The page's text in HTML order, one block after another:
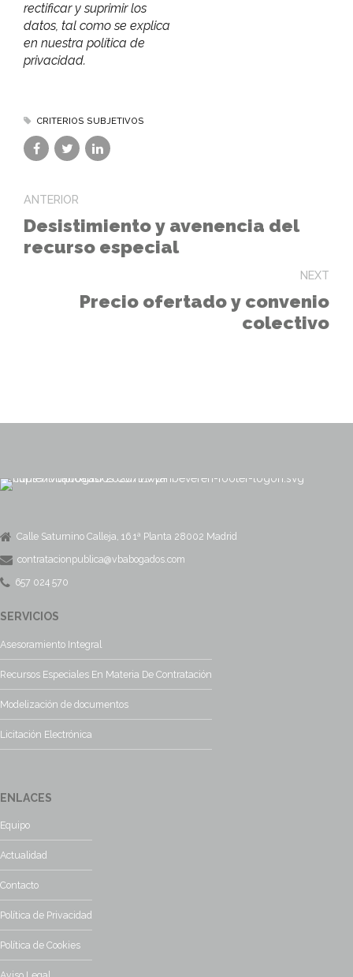
rectificar y suprimir los
datos, tal como se explica
en nuestra política de
privacidad.
CRITERIOS SUBJETIVOS
ANTERIOR
Desistimiento y avenencia del
recurso especial
NEXT
Precio ofertado y convenio
colectivo
Calle Saturnino Calleja, 16 1ª Planta 28002 Madrid
contratacionpublica@vbabogados.com
657 024 570
SERVICIOS
Asesoramiento Integral
Recursos Especiales En Materia De Contratación
Modelización de documentos
Licitación Electrónica
ENLACES
Equipo
Actualidad
Contacto
Política de Privacidad
Política de Cookies